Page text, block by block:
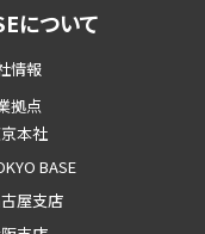
について
情報
拠点
本社
BASE
屋支店